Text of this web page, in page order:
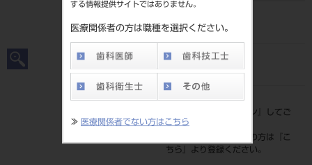
する情報提供サイトではありません。
医療関係者の方は職種を選択ください。
≫ 医療関係者でない方はこちら
20239005310
JAN/EANコード
標準価格
ログイン
』してご
覧ください。
ネット会員登録がまだの方は『
こ
ちら
』より登録ください。